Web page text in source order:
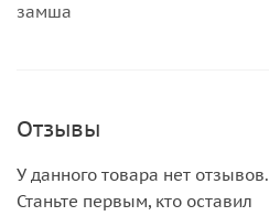
замша
Отзывы
У данного товара нет отзывов.
Станьте первым, кто оставил